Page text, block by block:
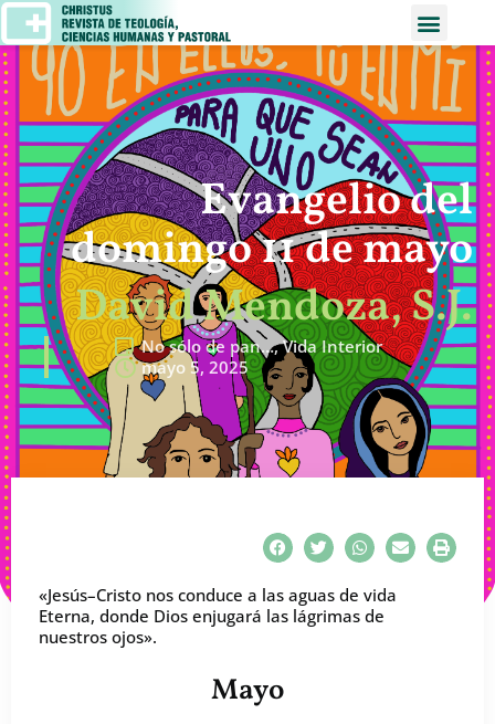
Evangelio del
domingo 11 de mayo
David Mendoza, S.J.
No sólo de pan…,Vida Interior
mayo 5, 2025
«Jesús–Cristo nos conduce a las aguas de vida
Eterna, donde Dios enjugará las lágrimas de
nuestros ojos».
Mayo